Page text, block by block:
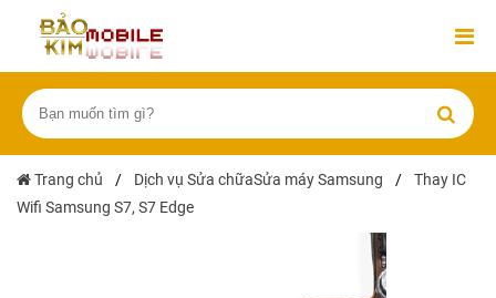
Trang chủ / Dịch vụ Sửa chữaSửa máy Samsung /
Thay IC
Wifi Samsung S7, S7 Edge